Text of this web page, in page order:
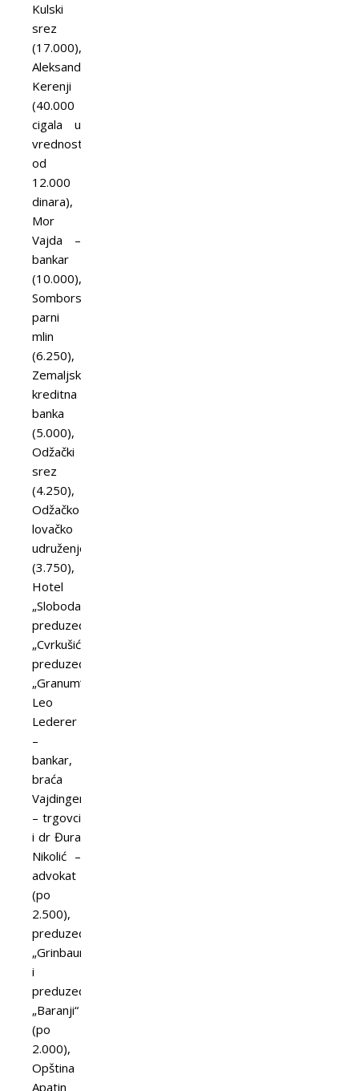
Kulski
srez
(17.000),
Aleksander
Kerenji
(40.000
cigala u
vrednosti
od
12.000
dinara),
Mor
Vajda –
bankar
(10.000),
Somborski
parni
mlin
(6.250),
Zemaljska
kreditna
banka
(5.000),
Odžački
srez
(4.250),
Odžačko
lovačko
udruženje
(3.750),
Hotel
„Sloboda“,
preduzeće
„Cvrkušić“,
preduzeće
„Granum“,
Leo
Lederer
–
bankar,
braća
Vajdinger
– trgovci
i dr Đura
Nikolić –
advokat
(po
2.500),
preduzeće
„Grinbaum“
i
preduzeće
„Baranji“
(po
2.000),
Opština
Apatin